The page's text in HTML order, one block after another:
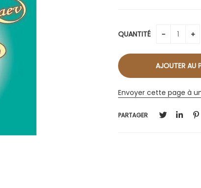
QUANTITÉ
Envoyer cette page à
PARTAGER